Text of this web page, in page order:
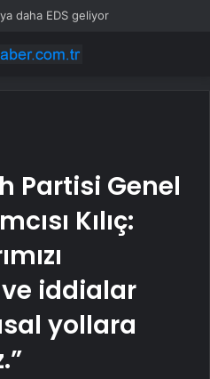
daha EDS geliyor
Partisi Genel
Kılıç:
iddialar
yollara